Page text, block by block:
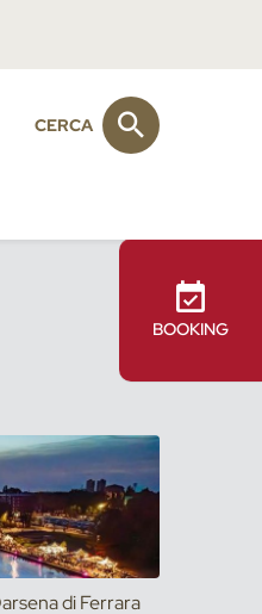
BOOKING
CERCA
di Ferrara